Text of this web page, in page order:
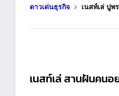
ดาวเด่นธุรกิจ เนสท์เล่ ปูพ
เนสท์เล่ สานฝันคนอ